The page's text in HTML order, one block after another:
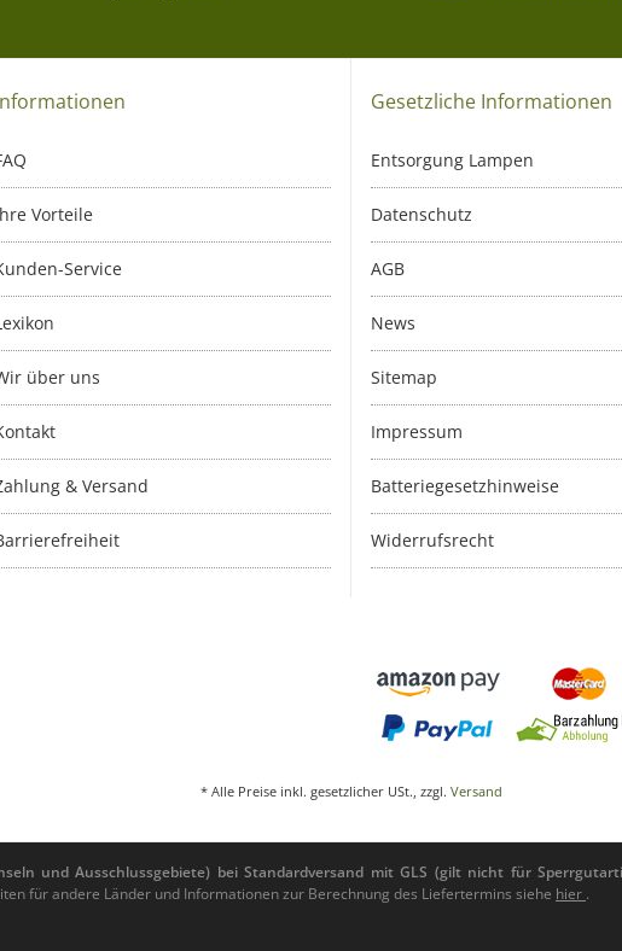
Vorteile
Service
über uns
& Versand
Gesetzliche Informationen
Entsorgung Lampen
Datenschutz
AGB
News
Sitemap
Impressum
Batteriegesetzhinweise
Widerrufsrecht
* Alle Preise inkl. gesetzlicher USt., zzgl. Versand
und Ausschlussgebiete) bei Standardversand mit GLS (gilt nicht für
für andere Länder und Informationen zur Berechnung des Liefertermins siehe hier .